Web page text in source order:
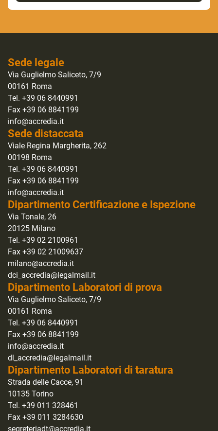
Sede legale
Via Guglielmo Saliceto, 7/9
00161 Roma
Tel. +39 06 8440991
Fax +39 06 8841199
info@accredia.it
Sede distaccata
Viale Regina Margherita, 262
00198 Roma
Tel. +39 06 8440991
Fax +39 06 8841199
info@accredia.it
Dipartimento Certificazione e Ispezione
Via Tonale, 26
20125 Milano
Tel. +39 02 2100961
Fax +39 02 21009637
milano@accredia.it
dci_accredia@legalmail.it
Dipartimento Laboratori di prova
Via Guglielmo Saliceto, 7/9
00161 Roma
Tel. +39 06 8440991
Fax +39 06 8841199
info@accredia.it
dl_accredia@legalmail.it
Dipartimento Laboratori di taratura
Strada delle Cacce, 91
10135 Torino
Tel. +39 011 328461
Fax +39 011 3284630
segreteriadt@accredia.it